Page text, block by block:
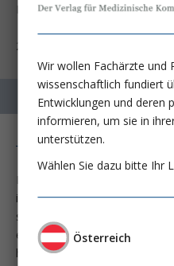
Huang HB, Jiang W,
2018; 12:11-15
Les lésions muqueuses dues
intestinal supérieur, en lien
significative, sont
entraînent une lésion des
hémorragie de stress:
Wir wollen Fachärzte und
wissenschaftlich fundiert
Entwicklungen und deren
informieren, um sie in
unterstützen.
Wählen Sie dazu bitte Ihr
Österreich